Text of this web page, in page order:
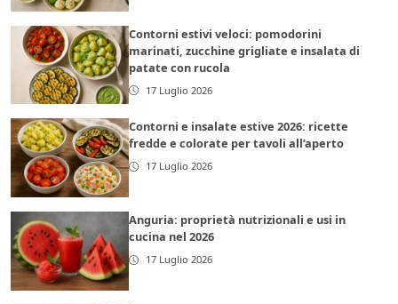
Contorni estivi veloci: pomodorini
marinati, zucchine grigliate e insalata di
patate con rucola
17 Luglio 2026
Contorni e insalate estive 2026: ricette
fredde e colorate per tavoli all’aperto
17 Luglio 2026
Anguria: proprietà nutrizionali e usi in
cucina nel 2026
17 Luglio 2026